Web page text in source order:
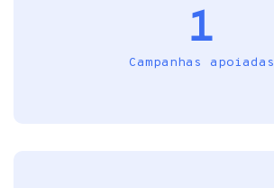
1
Campanhas apoiadas